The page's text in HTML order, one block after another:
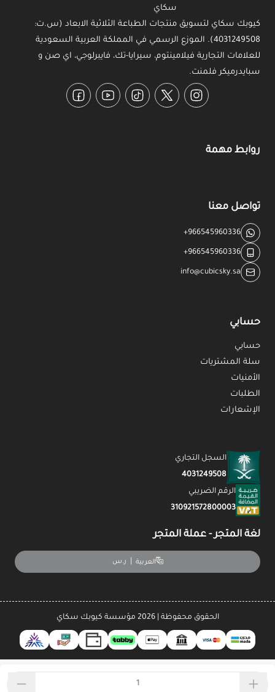
كيوبك سكاي لتسويق منتجات الطباعة الثلاثية الابعاد (س.ت:
4031249508). الموزع الرسمي في المملكة العربية السعودية
للعلامات التجارية فيلامينتوم، سيرايا-تك، فايبرلوجي، اي صن و
سبايدرميكر فلمنت.
Instagram
Twitter
TikTok
YouTube
Facebook
روابط مهمة
تواصل معنا
+966545960336
+966545960336
info@cubicsky.sa
حسابي
حسابي
سلة المشتريات
الأمنيات
الطلبات
الإشعارات
السجل التجاري
4031249508
الرقم الضريبي
310921572800003
لغة المتجر - عملة المتجر
العربية ر.س
الحقوق محفوظة | 2026 مؤسسة كيوبك سكاي